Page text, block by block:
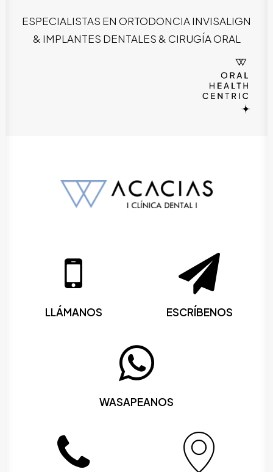
SEARCH
ESPECIALISTAS EN ORTODONCIA INVISALIGN
& IMPLANTES DENTALES & CIRUGÍA ORAL
LLÁMANOS ESCRÍBENOS
WASAPEANOS